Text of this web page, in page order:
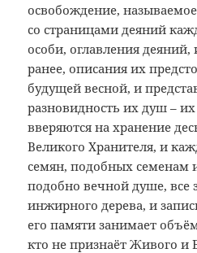
освобождение,
со страницами деяний
особи, оглавления
ранее, описания их
будущей весной, и
разновидность их душ –
вверяются на хранение
Великого Хранителя, и
семян, подобных семенам
подобно вечной душе,
инжирного дерева, и
его памяти занимает
кто не признаёт Живого и